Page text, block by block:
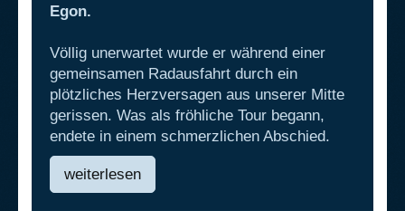
Egon.
Völlig unerwartet wurde er während einer
gemeinsamen Radausfahrt durch ein
plötzliches Herzversagen aus unserer Mitte
gerissen. Was als fröhliche Tour begann,
endete in einem schmerzlichen Abschied.
weiterlesen